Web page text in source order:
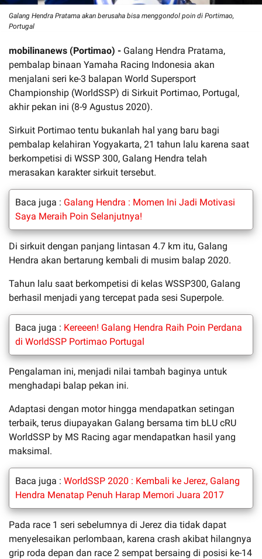
Galang Hendra Pratama akan berusaha bisa menggondol poin di Portimao,
Portugal
mobilinanews (Portimao) - Galang Hendra Pratama,
pembalap binaan Yamaha Racing Indonesia akan
menjalani seri ke-3 balapan World Supersport
Championship (WorldSSP) di Sirkuit Portimao, Portugal,
akhir pekan ini (8-9 Agustus 2020).
Sirkuit Portimao tentu bukanlah hal yang baru bagi
pembalap kelahiran Yogyakarta, 21 tahun lalu karena saat
berkompetisi di WSSP 300, Galang Hendra telah
merasakan karakter sirkuit tersebut.
Baca juga : Galang Hendra : Momen Ini Jadi Motivasi
Saya Meraih Poin Selanjutnya!
Di sirkuit dengan panjang lintasan 4.7 km itu, Galang
Hendra akan bertarung kembali di musim balap 2020.
Tahun lalu saat berkompetisi di kelas WSSP300, Galang
berhasil menjadi yang tercepat pada sesi Superpole.
Baca juga : Kereeen! Galang Hendra Raih Poin Perdana
di WorldSSP Portimao Portugal
Pengalaman ini, menjadi nilai tambah baginya untuk
menghadapi balap pekan ini.
Adaptasi dengan motor hingga mendapatkan setingan
terbaik, terus diupayakan Galang bersama tim bLU cRU
WorldSSP by MS Racing agar mendapatkan hasil yang
maksimal.
Baca juga : WorldSSP 2020 : Kembali ke Jerez, Galang
Hendra Menatap Penuh Harap Memori Juara 2017
Pada race 1 seri sebelumnya di Jerez dia tidak dapat
menyelesaikan perlombaan, karena crash akibat hilangnya
grip roda depan dan race 2 sempat bersaing di posisi ke-14